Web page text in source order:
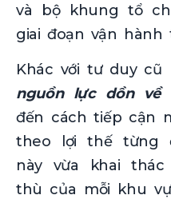
và bộ khung tổ
giai đoạn vận hành
Khác với tư duy cũ
nguồn lực dồn về
đến cách tiếp cận
theo lợi thế từng
này vừa khai
thù của mỗi khu